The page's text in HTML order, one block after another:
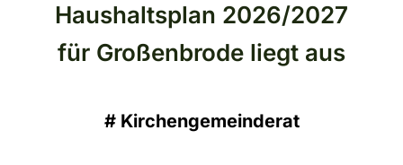
Haushaltsplan 2026/2027
für Großenbrode liegt aus
# Kirchengemeinderat